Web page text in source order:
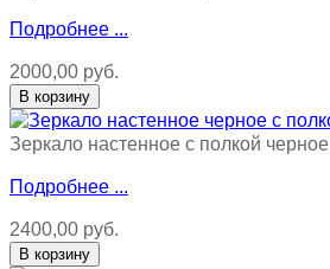
Подробнее ...
2000,00 руб.
Зеркало настенное с полкой черное
Подробнее ...
2400,00 руб.